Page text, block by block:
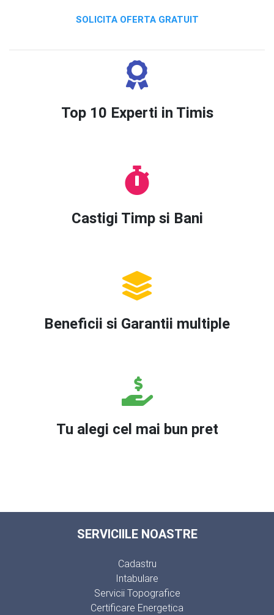
SOLICITA OFERTA GRATUIT
Top 10 Experti in Timis
Castigi Timp si Bani
Beneficii si Garantii multiple
Tu alegi cel mai bun pret
SERVICIILE NOASTRE
Cadastru
Intabulare
Servicii Topografice
Certificare Energetica